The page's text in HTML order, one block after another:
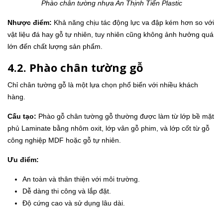
Phào chân tường nhựa An Thịnh Tiến Plastic
Nhược điểm: Khả năng chịu tác động lực va đập kém hơn so với
vật liệu đá hay gỗ tự nhiên, tuy nhiên cũng không ảnh hưởng quá
lớn đến chất lượng sản phẩm.
4.2. Phào chân tường gỗ
Chỉ chân tường gỗ là một lựa chọn phổ biến với nhiều khách
hàng.
Cấu tạo: Phào gỗ chân tường gỗ thường được làm từ lớp bề mặt
phủ Laminate bằng nhôm oxit, lớp vân gỗ phim, và lớp cốt từ gỗ
công nghiệp MDF hoặc gỗ tự nhiên.
Ưu điểm:
An toàn và thân thiện với môi trường.
Dễ dàng thi công và lắp đặt.
Độ cứng cao và sử dụng lâu dài.